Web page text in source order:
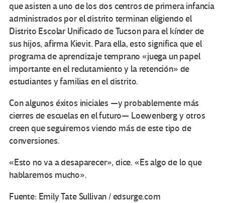
que asisten a uno de los dos centros de primera infancia
administrados por el distrito terminan eligiendo el
Distrito Escolar Unificado de Tucson para el kínder de
sus hijos, afirma Kievit. Para ella, esto significa que el
programa de aprendizaje temprano «juega un papel
importante en el reclutamiento y la retención» de
estudiantes y familias en el distrito.
Con algunos éxitos iniciales —y probablemente más
cierres de escuelas en el futuro— Loewenberg y otros
creen que seguiremos viendo más de este tipo de
conversiones.
«Esto no va a desaparecer», dice. «Es algo de lo que
hablaremos mucho».
Fuente: Emily Tate Sullivan / edsurge.com